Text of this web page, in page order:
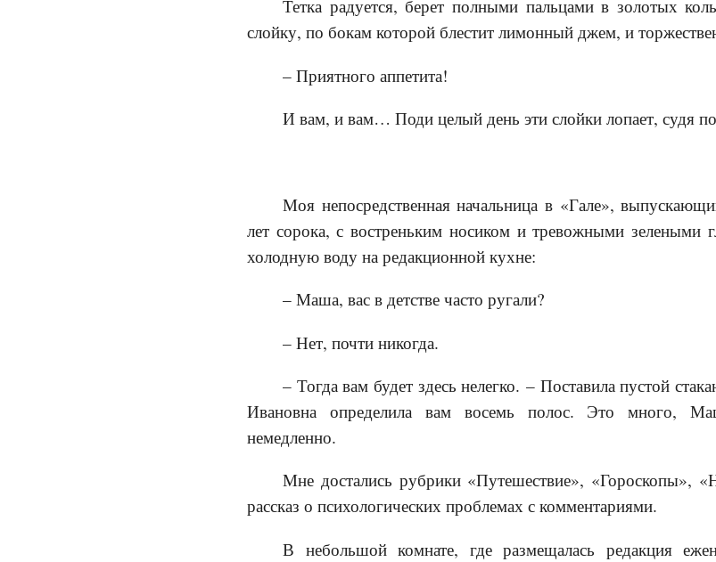
Тетка радуется, берет полными пальцами в золотых
слойку, по бокам которой блестит лимонный джем, и
– Приятного аппетита!
И вам, и вам… Поди целый день эти слойки лопает, судя
Моя непосредственная начальница в «Гале»,
лет сорока, с востреньким носиком и тревожными зелеными
холодную воду на редакционной кухне:
– Маша, вас в детстве часто ругали?
– Нет, почти никогда.
– Тогда вам будет здесь нелегко. – Поставила пустой
Ивановна определила вам восемь полос. Это много,
немедленно.
Мне достались рубрики «Путешествие», «Гороскопы»,
рассказ о психологических проблемах с комментариями.
В небольшой комнате, где размещалась редакция